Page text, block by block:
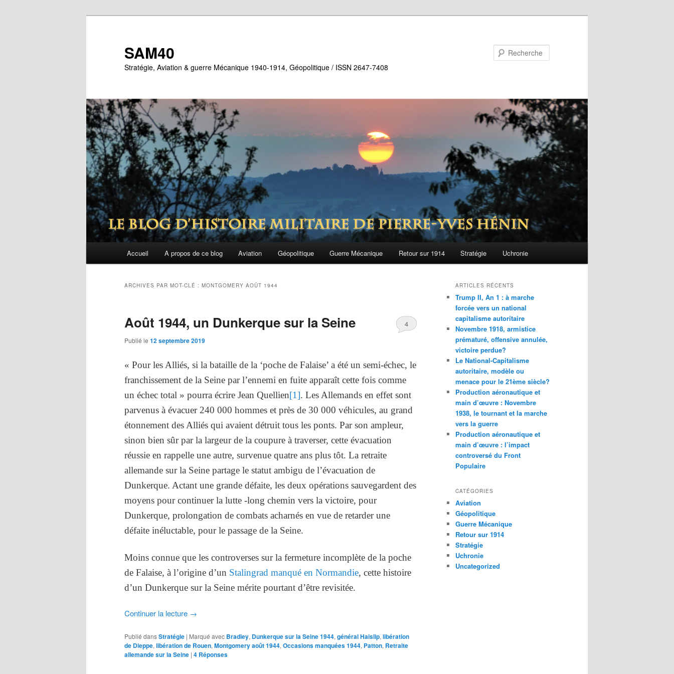
SAM40
Stratégie, Aviation & guerre Mécanique 1940-1914, Géopolitique / ISSN 2647-7408
Accueil A propos de ce blog Aviation Géopolitique Guerre Mécanique Retour sur 1914 Stratégie Uchronie
ARCHIVES PAR MOT-CLÉ : MONTGOMERY AOÛT 1944
Août 1944, un Dunkerque sur la Seine
Publié le 12 septembre 2019
4
« Pour les Alliés, si la bataille de la ‘poche de Falaise’ a été un semi-échec, le
franchissement de la Seine par l’ennemi en fuite apparaît cette fois comme
un échec total » pourra écrire Jean Quellien[1]. Les Allemands en effet sont
parvenus à évacuer 240 000 hommes et près de 30 000 véhicules, au grand
étonnement des Alliés qui avaient détruit tous les ponts. Par son ampleur,
sinon bien sûr par la largeur de la coupure à traverser, cette évacuation
réussie en rappelle une autre, survenue quatre ans plus tôt. La retraite
allemande sur la Seine partage le statut ambigu de l’évacuation de
Dunkerque. Actant une grande défaite, les deux opérations sauvegardent des
moyens pour continuer la lutte -long chemin vers la victoire, pour
Dunkerque, prolongation de combats acharnés en vue de retarder une
défaite inéluctable, pour le passage de la Seine.
Moins connue que les controverses sur la fermeture incomplète de la poche
de Falaise, à l’origine d’un Stalingrad manqué en Normandie, cette histoire
d’un Dunkerque sur la Seine mérite pourtant d’être revisitée.
Continuer la lecture →
Publié dansStratégie | Marqué avec Bradley, Dunkerque sur la Seine 1944, général Haislip, libération
de Dieppe, libération de Rouen, Montgomery août 1944, Occasions manquées 1944, Patton, Retraite
allemande sur la Seine | 4 Réponses
ARTICLES RÉCENTS
Trump II, An 1 : à marche
forcée vers un national
capitalisme autoritaire
Novembre 1918, armistice
prématuré, offensive annulée,
victoire perdue?
Le National-Capitalisme
autoritaire, modèle ou
menace pour le 21ème siècle?
Production aéronautique et
main d’œuvre : Novembre
1938, le tournant et la marche
vers la guerre
Production aéronautique et
main d’œuvre : l’impact
controversé du Front
Populaire
CATÉGORIES
Aviation
Géopolitique
Guerre Mécanique
Retour sur 1914
Stratégie
Uchronie
Uncategorized